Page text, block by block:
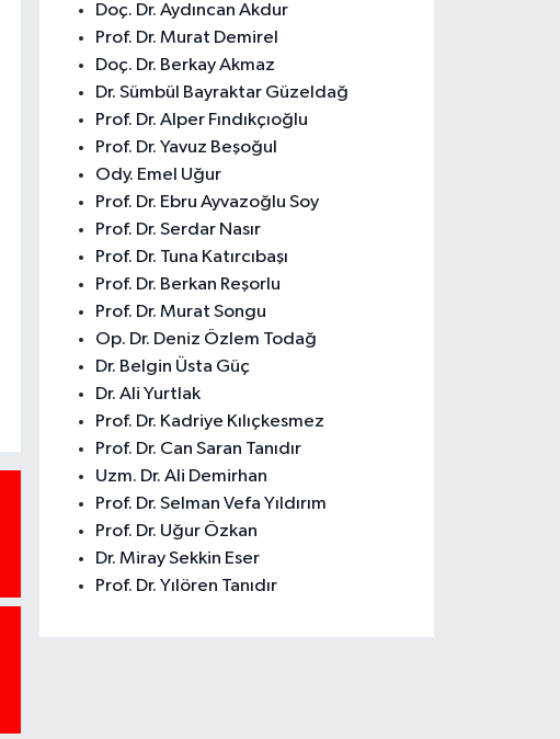
Doç. Dr. Aydıncan Akdur
Prof. Dr. Murat Demirel
Doç. Dr. Berkay Akmaz
Dr. Sümbül Bayraktar Güzeldağ
Prof. Dr. Alper Fındıkçıoğlu
Prof. Dr. Yavuz Beşoğul
Ody. Emel Uğur
Prof. Dr. Ebru Ayvazoğlu Soy
Prof. Dr. Serdar Nasır
Prof. Dr. Tuna Katırcıbaşı
Prof. Dr. Berkan Reşorlu
Prof. Dr. Murat Songu
Op. Dr. Deniz Özlem Todağ
Dr. Belgin Üsta Güç
Dr. Ali Yurtlak
Prof. Dr. Kadriye Kılıçkesmez
Prof. Dr. Can Saran Tanıdır
Uzm. Dr. Ali Demirhan
Prof. Dr. Selman Vefa Yıldırım
Prof. Dr. Uğur Özkan
Dr. Miray Sekkin Eser
Prof. Dr. Yılören Tanıdır